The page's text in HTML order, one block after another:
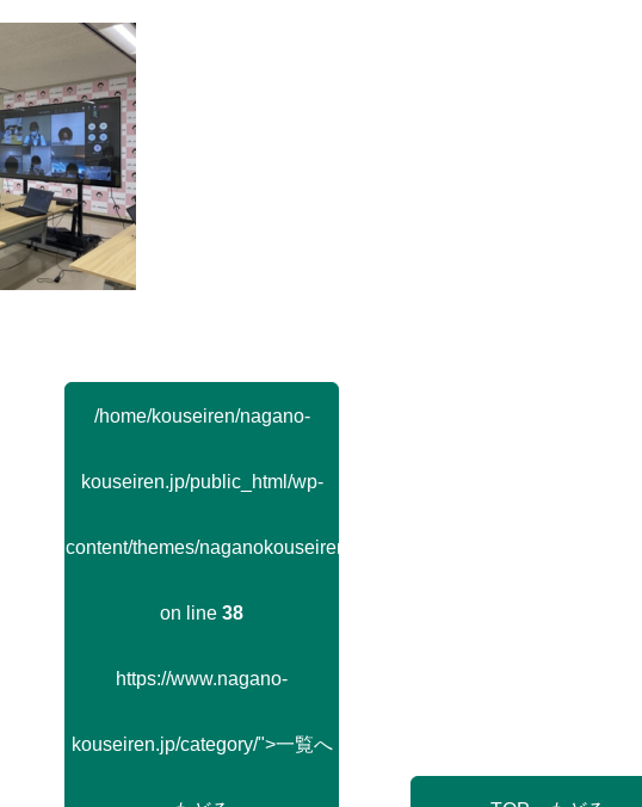
/home/kouseiren/nagano-
kouseiren.jp/public_html/wp-
content/themes/naganokouseiren/single.php
on line 38
https://www.nagano-
kouseiren.jp/category/">一覧へ